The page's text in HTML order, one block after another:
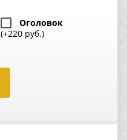
Оголовок
(+220 руб.)